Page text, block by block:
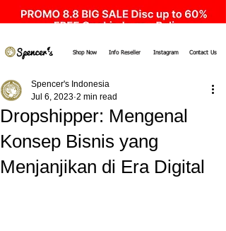
Shop Now Info Reseller Instagram Contact Us
Dropshipper: Mengenal
Konsep Bisnis yang
Menjanjikan di Era Digital
Spencer's Indonesia
Jul 6, 2023 2 min read